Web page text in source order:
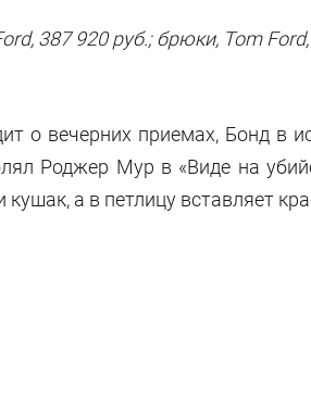
387 920 руб.; брюки, Tom
о вечерних приемах, Бонд в
Роджер Мур в «Виде на
кушак, а в петлицу вставляет